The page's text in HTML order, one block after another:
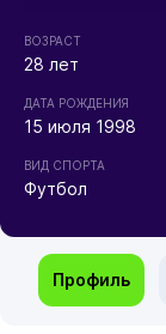
ВОЗРАСТ
28 лет
ДАТА РОЖДЕНИЯ
15 июля 1998
ВИД СПОРТА
Футбол
Профиль